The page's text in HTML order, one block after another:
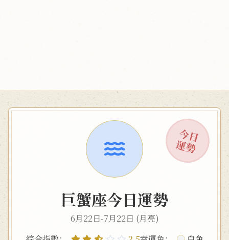
今日
運勢
巨蟹座今日運勢
6月22日-7月22日 (月亮)